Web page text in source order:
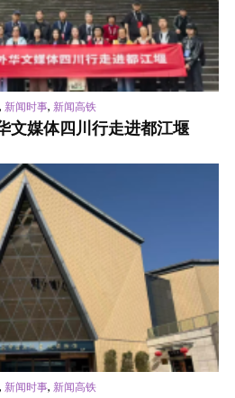
, 新闻时事, 新闻高铁
文媒体四川行走进都江堰
, 新闻时事, 新闻高铁